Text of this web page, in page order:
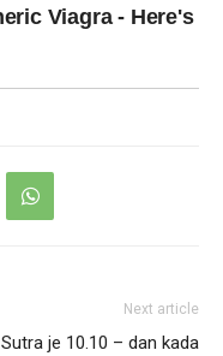
Next article
Sutra je 10.10 – dan kada